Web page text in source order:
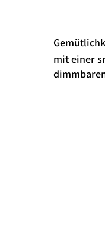
mit einer